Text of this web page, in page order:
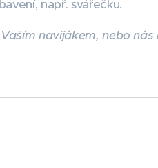
např. svářečku.
navijákem, nebo